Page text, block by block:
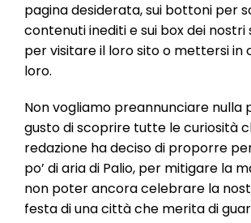
pagina desiderata, sui bottoni per
contenuti inediti e sui box dei
per visitare il loro sito o mettersi
loro.
Non vogliamo preannunciare nulla
gusto di scoprire tutte le curiosità
redazione ha deciso di proporre
po’ di aria di Palio, per mitigare la
non poter ancora celebrare la
festa di una città che merita di